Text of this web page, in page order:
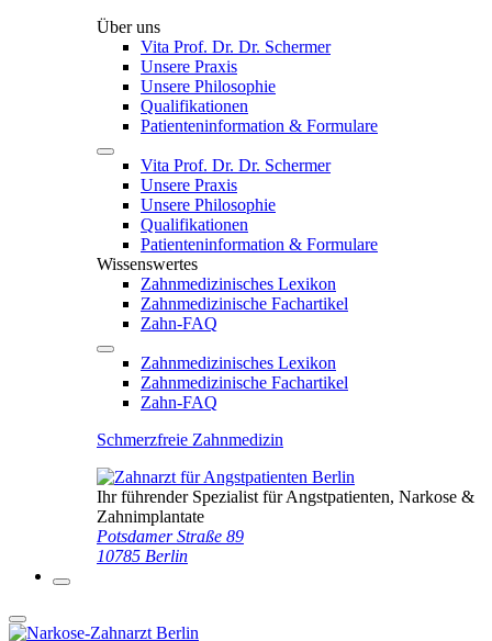
Über uns
Vita Prof. Dr. Dr. Schermer
Unsere Praxis
Unsere Philosophie
Qualifikationen
Patienten­information & Formulare
Vita Prof. Dr. Dr. Schermer
Unsere Praxis
Unsere Philosophie
Qualifikationen
Patienten­information & Formulare
Wissenswertes
Zahnmedizinisches Lexikon
Zahnmedizinische Fachartikel
Zahn-FAQ
Zahnmedizinisches Lexikon
Zahnmedizinische Fachartikel
Zahn-FAQ
Schmerzfreie Zahnmedizin
Ihr führender Spezialist für Angstpatienten, Narkose &
Zahnimplantate
Potsdamer Straße 89
10785 Berlin